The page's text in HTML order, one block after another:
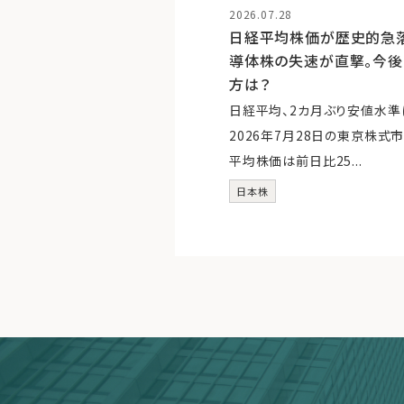
2026.07.28
日経平均株価が歴史的急
導体株の失速が直撃。今
方は？
日経平均、2カ月ぶり安値水
2026年7月28日の東京株式市
平均株価は前日比25...
日本株